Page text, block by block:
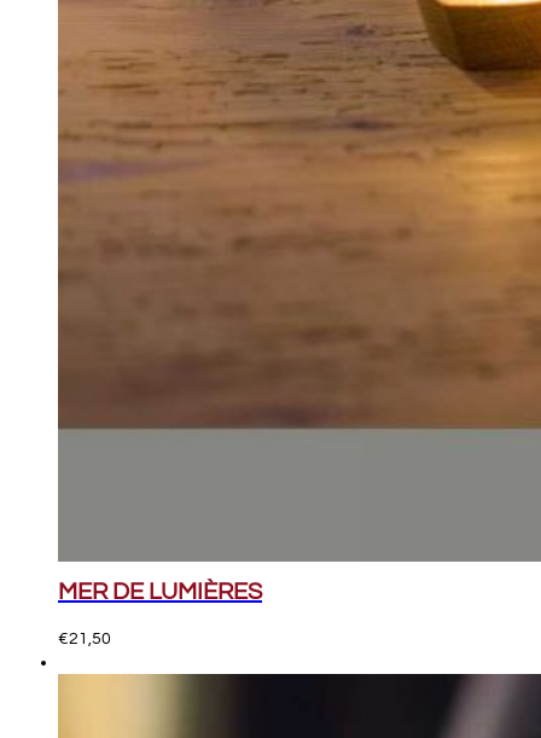
MER DE LUMIÈRES
€21,50